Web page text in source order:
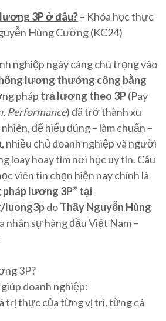
3P ở đâu?– Khóa học thực
Hùng Cường (KC24)
nghiệp ngày càng chú trọng vào
lương thưởng công bằng
pháp trả lương theo 3P(Pay
, Performance) đã trở thành xu
để hiểu đúng – làm chuẩn –
nhiều chủ doanh nghiệp và người
loay hoay tìm nơi học uy tín. Câu
viên tin chọn hiện nay chính là
lương 3P” tại
luong3pdoThầy Nguyễn Hùng
nhân sự hàng đầu Việt Nam –
3P?
doanh nghiệp:
trị thực của từng vị trí, từng cá